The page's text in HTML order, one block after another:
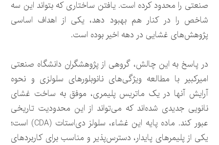
صنعتی را محدود کرده است. یافتن ساختاری که بتواند این سه
شاخص را در کنار هم بهبود دهد، یکی از اهداف اساسی
پژوهش‌های غشایی در دهه اخیر بوده است.
در پاسخ به این چالش، گروهی از پژوهشگران دانشگاه صنعتی
امیرکبیر با مطالعه ویژگی‌های نانوبلورهای سلولزی و نحوه
آرایش آنها در یک ماتریس پلیمری، موفق به ساخت غشای
نانویی جدیدی شده‌اند که می‌تواند از این محدودیت تاریخی
عبور کند. ماده پایه این غشاء، سلولز دی‌استات (CDA) است؛
یکی از پلیمرهای پایدار، دسترس‌پذیر و مناسب برای کاربردهای